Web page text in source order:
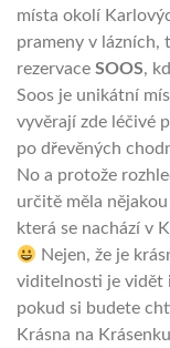
místa okolí
prameny v lázních,
rezervace SOOS,
Soos je unikátní
vyvěrají zde léčivé
po dřevěných
No a protože
určitě měla
která se nachází v
Nejen, že je
viditelnosti je vidět
pokud si budete
Krásna na